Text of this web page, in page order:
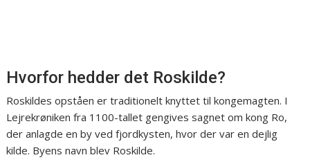
Hvorfor hedder det Roskilde?
Roskildes opståen er traditionelt knyttet til kongemagten. I
Lejrekrøniken fra 1100-tallet gengives sagnet om kong Ro,
der anlagde en by ved fjordkysten, hvor der var en dejlig
kilde. Byens navn blev Roskilde.